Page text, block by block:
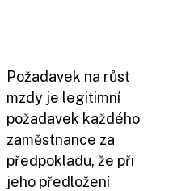
Požadavek na růst
mzdy je legitimní
požadavek každého
zaměstnance za
předpokladu, že při
jeho předložení